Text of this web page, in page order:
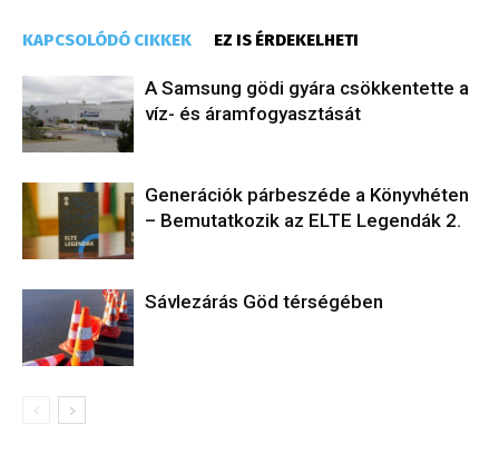
KAPCSOLÓDÓ CIKKEK EZ IS ÉRDEKELHETI
A Samsung gödi gyára csökkentette a
víz- és áramfogyasztását
Generációk párbeszéde a Könyvhéten
– Bemutatkozik az ELTE Legendák 2.
Sávlezárás Göd térségében